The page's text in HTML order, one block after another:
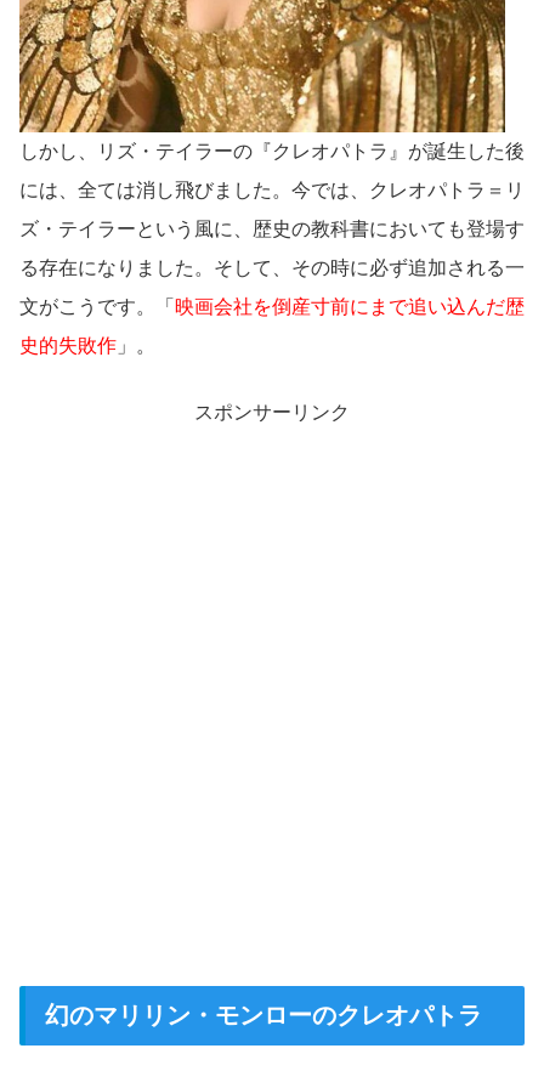
しかし、リズ・テイラーの『クレオパトラ』が誕生した後
には、全ては消し飛びました。今では、クレオパトラ＝リ
ズ・テイラーという風に、歴史の教科書においても登場す
る存在になりました。そして、その時に必ず追加される一
文がこうです。「 映画会社を倒産寸前にまで追い込んだ歴
史的失敗作 」。
スポンサーリンク
幻のマリリン・モンローのクレオパトラ